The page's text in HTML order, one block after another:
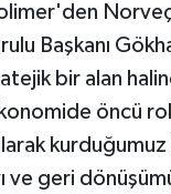
Başkanı
bir alan
öncü
ve geri